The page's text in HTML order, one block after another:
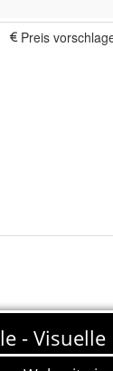
Preis